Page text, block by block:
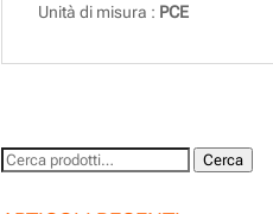
Unità di misura : PCE
Cerca: Cerca